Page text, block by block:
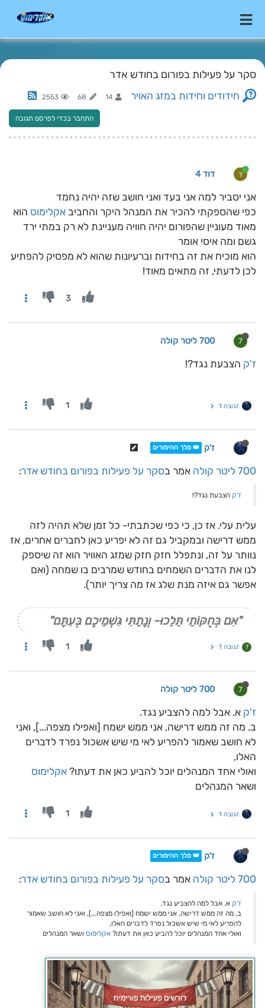
סקר על פעילות בפורום בחודש אדר
חידודים וחידות במזג האויר 14
68
2553
התחבר בכדי לפרסם תגובה
ד דוד 4
אני יסביר למה אני בעד ואני חושב שזה יהיה נחמד
כפי שהספקתי להכיר את המנהל היקר והחביב אקלימוס הוא
מאוד מעוניין שהפורום יהיה חוויה מעניינת לא רק במתי ירד
גשם ומה איסי אומר
הוא מוכיח את זה בחידות וברעיונות שהוא לא מפסיק להפתיע
לכן לדעתי, זה מתאים מאוד!
3
7 700 ליטר קולה
ז'ק הצבעת נגד?!
תגובה 1 1
ז'ק 👑 מלך ההימורים
700 ליטר קולה אמר בסקר על פעילות בפורום בחודש אדר:
ז'ק הצבעת נגד?!
עלית עלי. אז כן, כי כפי שכתבתי- כל זמן שלא תהיה לזה
ממש דרישה ובמקביל גם זה לא יפריע כאן לחברים אחרים, אז
נוותר על זה, ונתפלל חזק חזק שמזג האוויר הוא זה שיספק
לנו את הדברים השמחים בחודש שמרבים בו שמחה (ואם
אפשר גם איזה מנת שלג אז מה צריך יותר).
"אִם בְּחֻקּוֹתַי תֵּלֵכוּ- וְנָתַתִּי גִּשְׁמֵיכֶם בְּעִתָּם"
7 תגובה 1 1
7 700 ליטר קולה
ז'ק א. אבל למה להצביע נגד.
ב. מה זה ממש דרישה, אני ממש ישמח [ואפילו מצפה...], ואני
לא חושב שאמור להפריע לאי מי שיש אשכול נפרד לדברים
האלו,
ואולי אחד המנהלים יוכל להביע כאן את דעתו? אקלימוס
ושאר המנהלים
תגובה 1 1
ז'ק 👑 מלך ההימורים
700 ליטר קולה אמר בסקר על פעילות בפורום בחודש אדר:
ז'ק א. אבל למה להצביע נגד.
ב. מה זה ממש דרישה, אני ממש ישמח [ואפילו מצפה...], ואני לא חושב שאמור
להפריע לאי מי שיש אשכול נפרד לדברים האלו,
ואולי אחד המנהלים יוכל להביע כאן את דעתו? אקלימוס ושאר המנהלים